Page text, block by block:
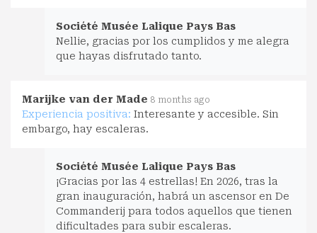
Société Musée Lalique Pays Bas
Nellie, gracias por los cumplidos y me alegra
que hayas disfrutado tanto.
Marijke van der Made 8 months ago
Experiencia positiva: Interesante y accesible. Sin
embargo, hay escaleras.
Société Musée Lalique Pays Bas
¡Gracias por las 4 estrellas! En 2026, tras la
gran inauguración, habrá un ascensor en De
Commanderij para todos aquellos que tienen
dificultades para subir escaleras.